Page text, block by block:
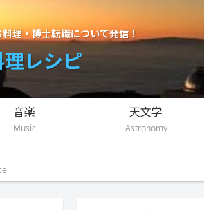
理・博士転職について発信！
レシピ
音楽
Music
天文学
Astronomy